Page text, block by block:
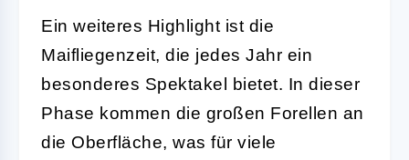
Ein weiteres Highlight ist die
Maifliegenzeit, die jedes Jahr ein
besonderes Spektakel bietet. In dieser
Phase kommen die großen Forellen an
die Oberfläche, was für viele